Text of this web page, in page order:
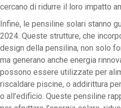
cercano di ridurre il loro impatto
Infine, le pensiline solari stanno
2024. Queste strutture, che
design della pensilina, non solo
ma generano anche energia
possono essere utilizzate per
riscaldare piscine, o addirittura
o all’edificio. Queste pensiline